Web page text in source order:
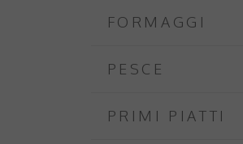
FORMAGGI
PESCE
PRIMI PIATTI